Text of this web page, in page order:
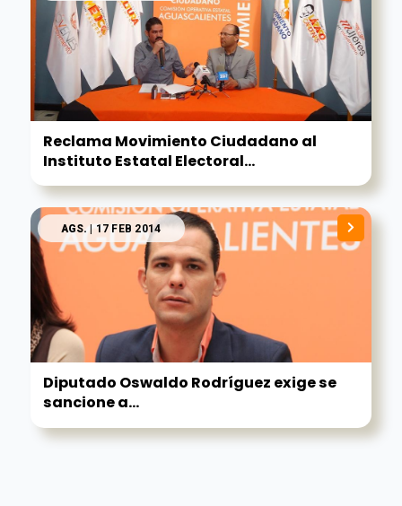
Reclama Movimiento Ciudadano al
Instituto Estatal Electoral...
AGS.| 17 FEB 2014
Diputado Oswaldo Rodríguez exige se
sancione a...